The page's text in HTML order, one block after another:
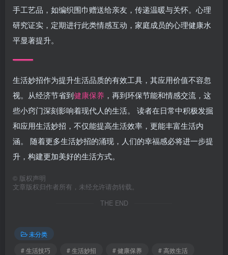
手工艺品，如编织围巾赠送给亲友，传递温暖与关怀。心理
研究证实，定期进行此类情感互动，家庭成员的心理健康水
平显著提升。
生活妙招作为提升生活品质的有效工具，其应用价值不容忽
视。从经济节省到健康保养 ，再到环保节能和情感交流，这
些小窍门深刻影响着现代人的生活。 读者在日常中积极发掘
和应用生活妙招，不仅能提高生活效率，更能丰富生活内
涵。 随着更多生活妙招的涌现，人们的幸福感必将进一步提
升，构建更加美好的生活方式。
© 版权声明
文章版权归作者所有，未经允许请勿转载。
THE END
未分类
# 生活技巧
# 生活妙招 # 健康保养
# 高效生活